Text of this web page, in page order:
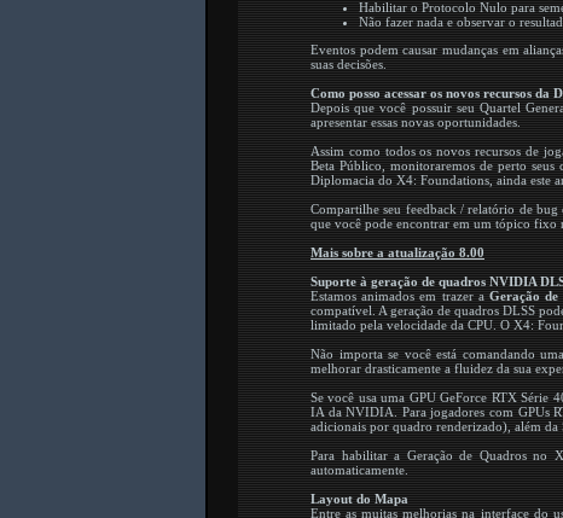
Habilitar o Protocolo Nulo para
Não fazer nada e observar o
Eventos podem causar mudanças em
suas decisões.
Como posso acessar os novos recursos
Depois que você possuir seu Quartel
apresentar essas novas oportunidades.
Assim como todos os novos recursos de
Beta Público, monitoraremos de perto seus
Diplomacia do X4: Foundations, ainda este
Compartilhe seu feedback / relatório de bug
que você pode encontrar em um tópico fixo
Mais sobre a atualização 8.00
Suporte à geração de quadros NVIDIA
Estamos animados em trazer aGeração
compatível. A geração de quadros DLSS
limitado pela velocidade da CPU. O X4:
Não importa se você está comandando
melhorar drasticamente a fluidez da sua
Se você usa uma GPU GeForce RTX Série
IA da NVIDIA. Para jogadores com GPUs
adicionais por quadro renderizado), além
Para habilitar a Geração de Quadros no
automaticamente.
Layout do Mapa
Entre as muitas melhorias na interface do